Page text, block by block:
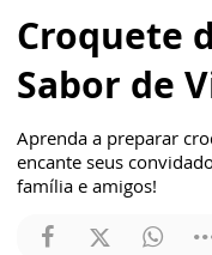
Croquete
Sabor de
Aprenda a preparar
encante seus
família e amigos!